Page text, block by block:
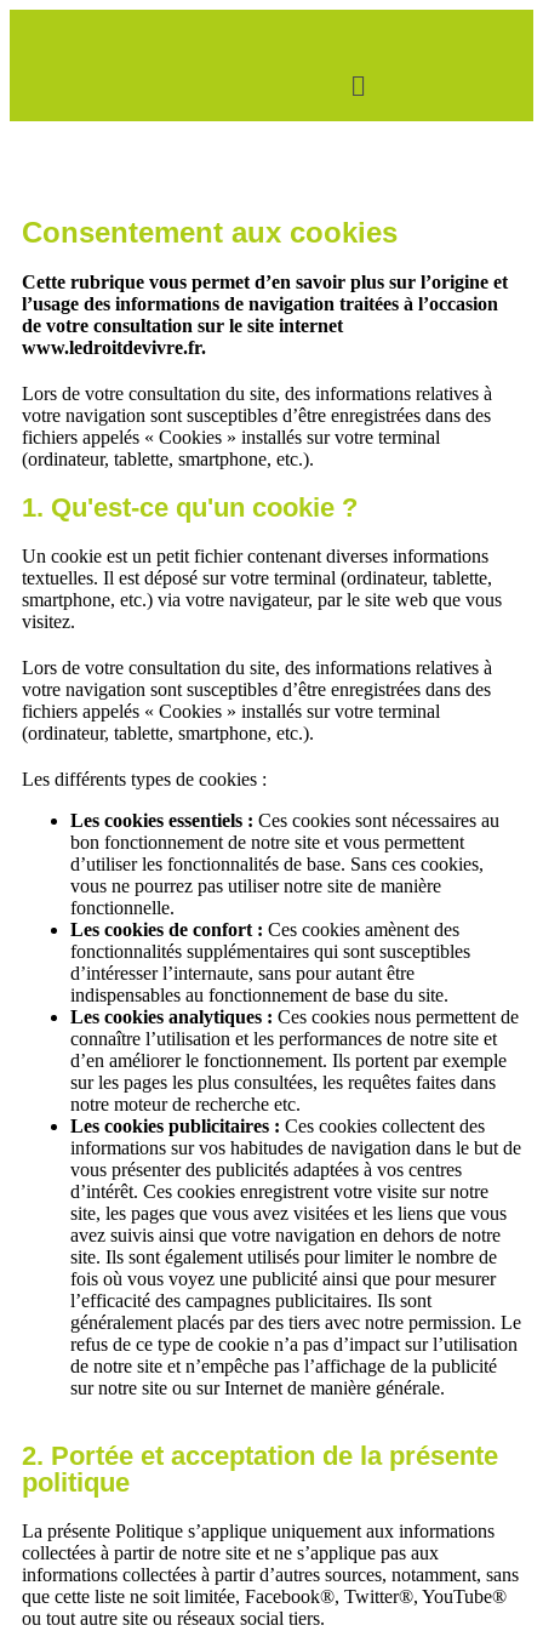
Consentement aux cookies
Cette rubrique vous permet d’en savoir plus sur l’origine et
l’usage des informations de navigation traitées à l’occasion
de votre consultation sur le site internet
www.ledroitdevivre.fr.
Lors de votre consultation du site, des informations relatives à
votre navigation sont susceptibles d’être enregistrées dans des
fichiers appelés « Cookies » installés sur votre terminal
(ordinateur, tablette, smartphone, etc.).
1. Qu'est-ce qu'un cookie ?
Un cookie est un petit fichier contenant diverses informations
textuelles. Il est déposé sur votre terminal (ordinateur, tablette,
smartphone, etc.) via votre navigateur, par le site web que vous
visitez.
Lors de votre consultation du site, des informations relatives à
votre navigation sont susceptibles d’être enregistrées dans des
fichiers appelés « Cookies » installés sur votre terminal
(ordinateur, tablette, smartphone, etc.).
Les différents types de cookies :
Les cookies essentiels : Ces cookies sont nécessaires au
bon fonctionnement de notre site et vous permettent
d’utiliser les fonctionnalités de base. Sans ces cookies,
vous ne pourrez pas utiliser notre site de manière
fonctionnelle.
Les cookies de confort : Ces cookies amènent des
fonctionnalités supplémentaires qui sont susceptibles
d’intéresser l’internaute, sans pour autant être
indispensables au fonctionnement de base du site.
Les cookies analytiques : Ces cookies nous permettent de
connaître l’utilisation et les performances de notre site et
d’en améliorer le fonctionnement. Ils portent par exemple
sur les pages les plus consultées, les requêtes faites dans
notre moteur de recherche etc.
Les cookies publicitaires : Ces cookies collectent des
informations sur vos habitudes de navigation dans le but de
vous présenter des publicités adaptées à vos centres
d’intérêt. Ces cookies enregistrent votre visite sur notre
site, les pages que vous avez visitées et les liens que vous
avez suivis ainsi que votre navigation en dehors de notre
site. Ils sont également utilisés pour limiter le nombre de
fois où vous voyez une publicité ainsi que pour mesurer
l’efficacité des campagnes publicitaires. Ils sont
généralement placés par des tiers avec notre permission. Le
refus de ce type de cookie n’a pas d’impact sur l’utilisation
de notre site et n’empêche pas l’affichage de la publicité
sur notre site ou sur Internet de manière générale.
2. Portée et acceptation de la présente
politique
La présente Politique s’applique uniquement aux informations
collectées à partir de notre site et ne s’applique pas aux
informations collectées à partir d’autres sources, notamment, sans
que cette liste ne soit limitée, Facebook®, Twitter®, YouTube®
ou tout autre site ou réseaux social tiers.